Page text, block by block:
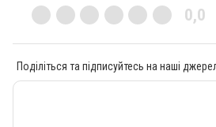
0,0
Поділіться та підписуйтесь на наші